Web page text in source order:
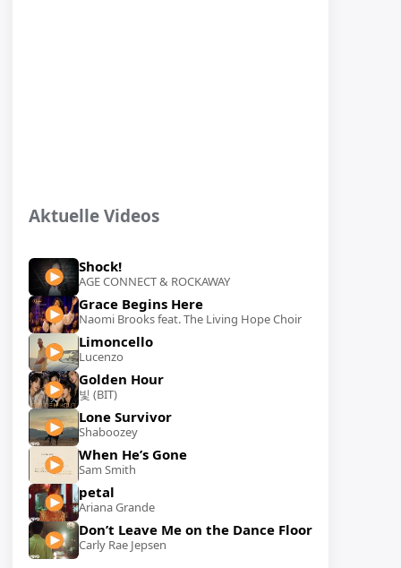
Aktuelle Videos
Shock!
AGE CONNECT & ROCKAWAY
Grace Begins Here
Naomi Brooks feat. The Living Hope Choir
Limoncello
Lucenzo
Golden Hour
빛 (BIT)
Lone Survivor
Shaboozey
When He’s Gone
Sam Smith
petal
Ariana Grande
Don’t Leave Me on the Dance Floor
Carly Rae Jepsen